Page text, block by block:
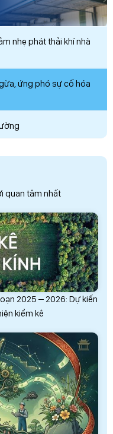
nhẹ phát thải khí nhà
ứng phó sự cố hóa
quan tâm nhất
2025 – 2026: Dự kiến
kiểm kê